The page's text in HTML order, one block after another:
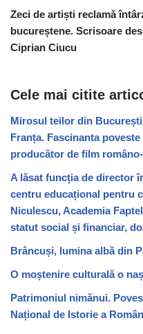
Zeci de artiști reclamă
bucureștene. Scrisoare
Ciprian Ciucu
Cele mai citite
Mirosul teilor din
Franța. Fascinanta
producător de film
A lăsat funcția de director
centru educațional pentru
Niculescu, Academia
statut social și financiar,
Brâncuși, lumina albă din
O moștenire culturală o
Patrimoniul nimănui.
Național de Istorie a